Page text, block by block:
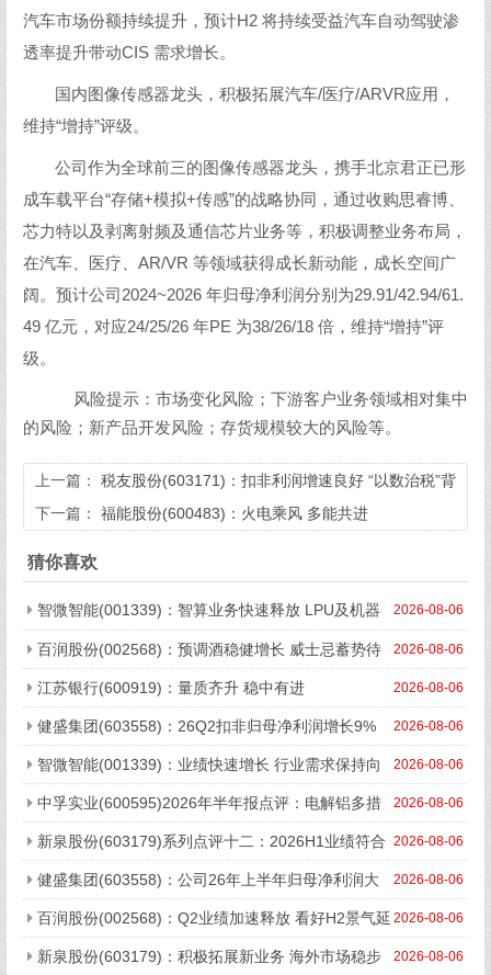
汽车市场份额持续提升，预计H2 将持续受益汽车自动驾驶渗
透率提升带动CIS 需求增长。
国内图像传感器龙头，积极拓展汽车/医疗/ARVR应用，
维持“增持”评级。
公司作为全球前三的图像传感器龙头，携手北京君正已形
成车载平台“存储+模拟+传感”的战略协同，通过收购思睿博、
芯力特以及剥离射频及通信芯片业务等，积极调整业务布局，
在汽车、医疗、AR/VR 等领域获得成长新动能，成长空间广
阔。预计公司2024~2026 年归母净利润分别为29.91/42.94/61.
49 亿元，对应24/25/26 年PE 为38/26/18 倍，维持“增持”评
级。
风险提示：市场变化风险；下游客户业务领域相对集中
的风险；新产品开发风险；存货规模较大的风险等。
上一篇： 税友股份(603171)：扣非利润增速良好 “以数治税”背
景下B端业务前景广阔
下一篇： 福能股份(600483)：火电乘风 多能共进
猜你喜欢
2026-08-06
智微智能(001339)：智算业务快速释放 LPU及机器
人控制器有望打开成长天花板 2026-08-06
百润股份(002568)：预调酒稳健增长 威士忌蓄势待
发 2026-08-06
江苏银行(600919)：量质齐升 稳中有进
2026-08-06
健盛集团(603558)：26Q2扣非归母净利润增长9%
中期高分红回馈股东 2026-08-06
智微智能(001339)：业绩快速增长 行业需求保持向
好 2026-08-06
中孚实业(600595)2026年半年报点评：电解铝多措
降本+铝加工量价齐增 盈利能力稳健 2026-08-06
新泉股份(603179)系列点评十二：2026H1业绩符合
预期 剑指全球内外饰龙头 2026-08-06
健盛集团(603558)：公司26年上半年归母净利润大
幅增长 2026-08-06
百润股份(002568)：Q2业绩加速释放 看好H2景气延
续 2026-08-06
新泉股份(603179)：积极拓展新业务 海外市场稳步